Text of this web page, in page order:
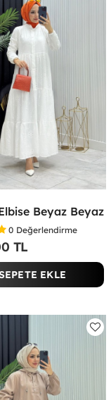
Beyaz Beyaz
0 Değerlendirme
TL
EKLE